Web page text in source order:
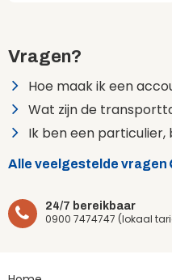
Vragen?
Hoe maak ik een
Wat zijn de
Ik ben een particulier,
Alle veelgestelde vragen
24/7 bereikbaar
0900 7474747 (lokaal